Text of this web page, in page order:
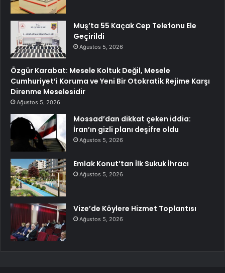
Muş’ta 55 Kaçak Cep Telefonu Ele
Geçirildi
Ağustos 5, 2026
Özgür Karabat: Mesele Koltuk Değil, Mesele
Cumhuriyet’i Koruma ve Yeni Bir Otokratik Rejime Karşı
Direnme Meselesidir
Ağustos 5, 2026
Mossad’dan dikkat çeken iddia:
İran’ın gizli planı deşifre oldu
Ağustos 5, 2026
Emlak Konut’tan İlk Sukuk İhracı
Ağustos 5, 2026
Vize’de Köylere Hizmet Toplantısı
Ağustos 5, 2026